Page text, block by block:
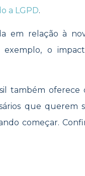
a LGPD.
em relação à
o
também oferece
que querem
começar.